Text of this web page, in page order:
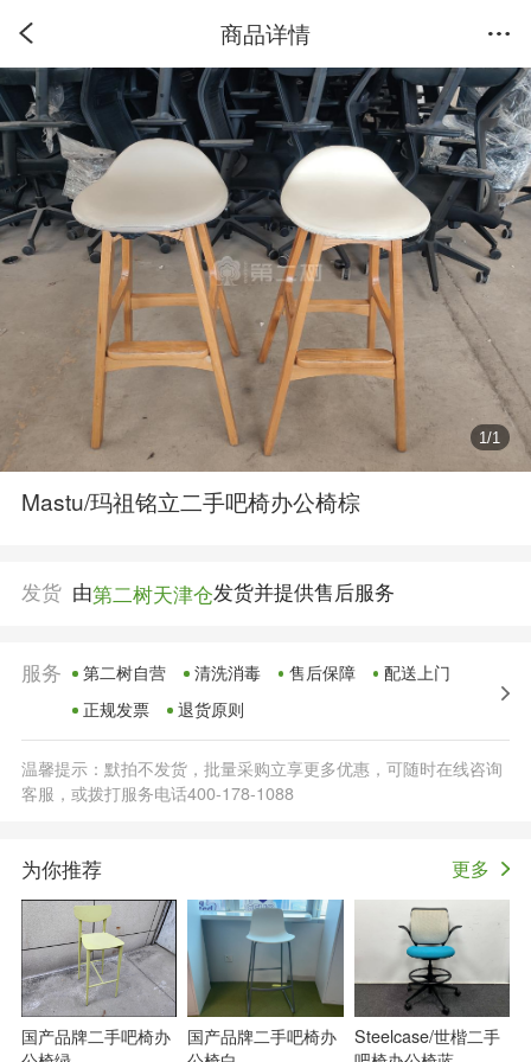
商品详情
1/1
Mastu/玛祖铭立二手吧椅办公椅棕
发货 由第二树天津仓发货并提供售后服务
服务 第二树自营 清洗消毒 售后保障
配送上门
正规发票
退货原则
温馨提示：默拍不发货，批量采购立享更多优惠，可随时在线咨询
客服，或拨打服务电话400-178-1088
为你推荐 更多
国产品牌二手吧椅办
国产品牌二手吧椅办
Steelcase/世楷二手